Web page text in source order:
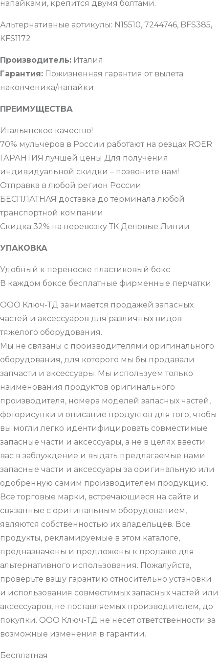
напайками, крепится двумя болтами.
Альтернативные артикулы: N15510, 7244746, BFS385,
KFS1172
Производитель: Италия
Гарантия: Пожизненная гарантия от вылета
наконченика/напайки
ПРЕИМУЩЕСТВА
Итальянское качество!
70% мульчеров в России работают на резцах ROER
ГАРАНТИЯ лучшей цены Для получения
индивидуальной скидки – позвоните нам!
Отправка в любой регион России
БЕСПЛАТНАЯ доставка до терминала любой
транспортной компании
Скидка 32% на перевозку ТК Деловые Линии
УПАКОВКА
Удобный к переноске пластиковый бокс
В каждом боксе бесплатные фирменные перчатки
ООО Ключ-ТД занимается продажей запасных
частей и аксессуаров для различных видов
тяжелого оборудования.
Мы не связаны с производителями оригинального
оборудования, для которого мы бы продавали
запчасти и аксессуары. Мы используем только
наименования продуктов оригинального
производителя, номера моделей запасных частей,
фоторисунки и описание продуктов для того, чтобы
вы могли легко идентифицировать совместимые
запасные части и аксессуары, а не в целях ввести
вас в заблуждение и выдать предлагаемые нами
запасные части и аксессуары за оригинальную или
одобренную самим производителем продукцию.
Все торговые марки, встречающиеся на сайте и
связанные с оригинальным оборудованием,
являются собственностью их владельцев. Все
продукты, рекламируемые в этом каталоге,
предназначены и предложены к продаже для
альтернативного использования. Пожалуйста,
проверьте вашу гарантию относительно установки
и использования совместимых запасных частей или
аксессуаров, не поставляемых производителем, до
покупки. ООО Ключ-ТД не несет ответственности за
возможные изменения в гарантии.
Бесплатная